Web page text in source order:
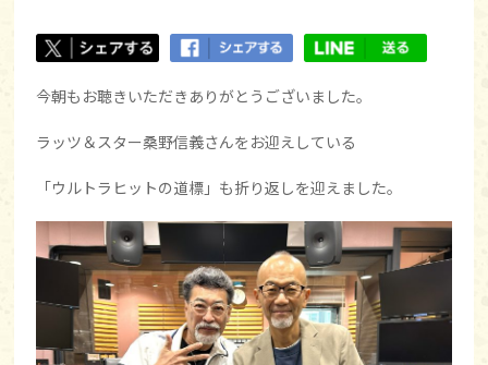
今朝もお聴きいただきありがとうございました。
ラッツ＆スター桑野信義さんをお迎えしている
「ウルトラヒットの道標」も折り返しを迎えました。